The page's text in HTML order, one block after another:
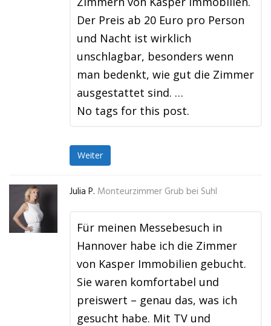
Der Preis ab 20 Euro pro Person
und Nacht ist wirklich
unschlagbar, besonders wenn
man bedenkt, wie gut die Zimmer
ausgestattet sind. …
No tags for this post.
Weiter
Julia P. Monteurzimmer Grub bei Suhl
Für meinen Messebesuch in
Hannover habe ich die Zimmer
von Kasper Immobilien gebucht.
Sie waren komfortabel und
preiswert – genau das, was ich
gesucht habe. Mit TV und